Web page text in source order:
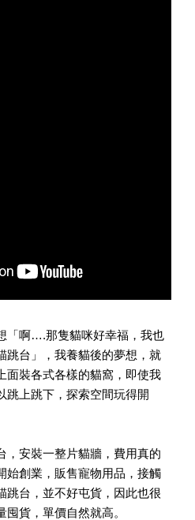
「啊….那隻貓咪好幸福，我也
跳台」，我養貓後的夢想，就
面裝各式各樣的貓窩，即使我
跳上跳下，探索空間玩得開
，安裝一整片貓牆，費用真的
始創業，販售寵物用品，接觸
跳台，並不好屯貨，因此也很
貨，單價自然就高。